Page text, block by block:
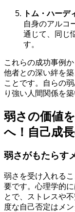
トム・ハーデ
自身のアルコ
通じて、同じ
す。
これらの成功事例
他者との深い絆を
ことです。自らの
り強い人間関係を
弱さの価値
へ！自己成
弱さがもたらす
弱さを受け入れる
要です。心理学的
とで、ストレスや
度な自己否定はメ